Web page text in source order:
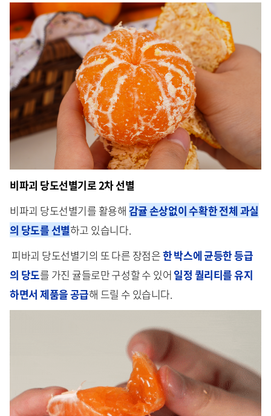
비파괴 당도선별기로 2차 선별
비파괴 당도선별기를 활용해 감귤 손상없이 수확한 전체 과실
의 당도를 선별하고 있습니다.
피바괴 당도선별기의 또 다른 장점은한 박스에 균등한 등급
의 당도를 가진 귤들로만 구성할 수 있어 일정 퀄리티를 유지
하면서 제품을 공급해 드릴 수 있습니다.